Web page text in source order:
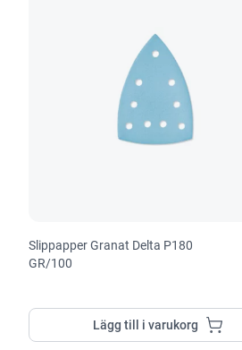
Slippapper Granat Delta P180
GR/100
Lägg till i varukorg